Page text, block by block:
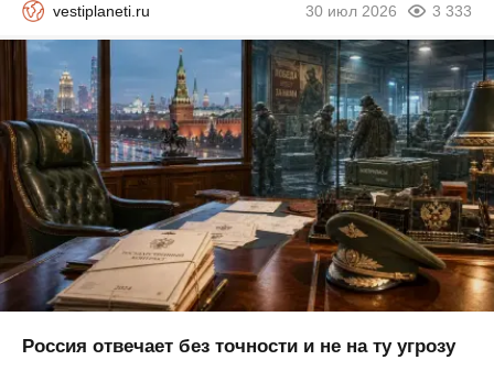
vestiplaneti.ru 30 июл 2026 3 333
Россия отвечает без точности и не на ту угрозу